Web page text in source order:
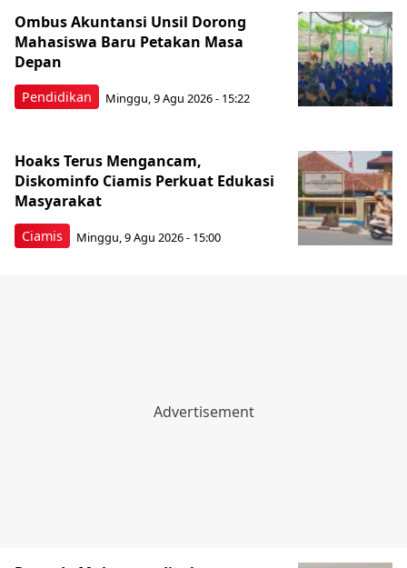
Pendidikan
Ombus Akuntansi Unsil Dorong
Mahasiswa Baru Petakan Masa
Depan
Minggu, 9 Agu 2026 - 15:22
Ciamis
Hoaks Terus Mengancam,
Diskominfo Ciamis Perkuat Edukasi
Masyarakat
Minggu, 9 Agu 2026 - 15:00